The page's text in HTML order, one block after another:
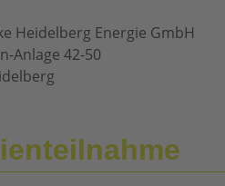
Heidelberg Energie GmbH
Anlage 42-50